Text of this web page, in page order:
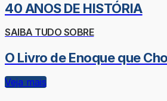
40 ANOS DE HISTÓRIA
SAIBA TUDO SOBRE
O Livro de Enoque que
Veja mais